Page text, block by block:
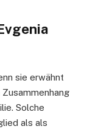
sie erwähnt
Solche
als als